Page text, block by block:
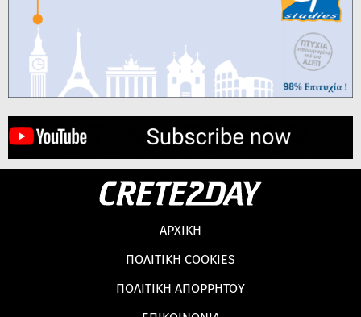
ΑΡΧΙΚΗ
ΠΟΛΙΤΙΚΗ COOKIES
ΠΟΛΙΤΙΚΗ ΑΠΟΡΡΗΤΟΥ